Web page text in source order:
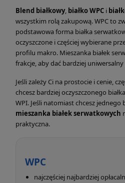
Blend białkowy, białko WPC i
wszystkim rolą zakupową. WPC to
podstawowa forma białka
oczyszczone i częściej wybierane
profilu makro. Mieszanka białek
frakcje, aby dać bardziej
Jeśli zależy Ci na prostocie i cenie,
chcesz bardziej oczyszczonego
WPI. Jeśli natomiast chcesz jednego
mieszanka białek serwatkowych
praktyczna.
WPC
najczęściej najbardziej